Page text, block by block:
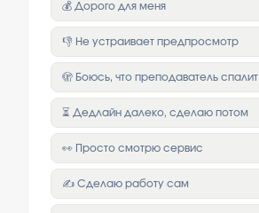
💰 Дорого для меня
👎 Не устраивает предпросмотр
🫣 Боюсь, что преподаватель спалит
⏳ Дедлайн далеко, сделаю потом
👀 Просто смотрю сервис
✍️ Сделаю работу сам